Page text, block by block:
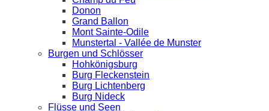
Donon
Grand Ballon
Mont Sainte-Odile
Munstertal - Vallée de Munster
Burgen und Schlösser
Hohkönigsburg
Burg Fleckenstein
Burg Lichtenberg
Burg Nideck
Flüsse und Seen